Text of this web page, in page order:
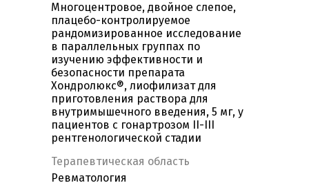
Многоцентровое, двойное слепое,
плацебо-контролируемое
рандомизированное исследование
в параллельных группах по
изучению эффективности и
безопасности препарата
Хондролюкс®, лиофилизат для
приготовления раствора для
внутримышечного введения, 5 мг, у
пациентов с гонартрозом II-III
рентгенологической стадии
Терапевтическая область
Ревматология